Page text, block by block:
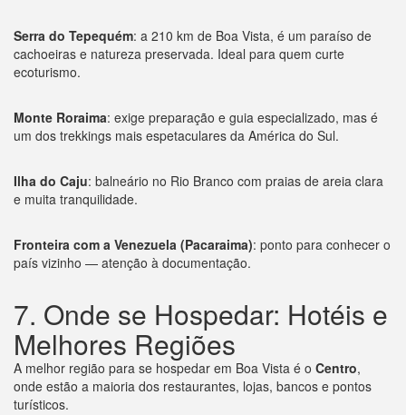
Serra do Tepequém: a 210 km de Boa Vista, é um paraíso de
cachoeiras e natureza preservada. Ideal para quem curte
ecoturismo.
Monte Roraima: exige preparação e guia especializado, mas é
um dos trekkings mais espetaculares da América do Sul.
Ilha do Caju: balneário no Rio Branco com praias de areia clara
e muita tranquilidade.
Fronteira com a Venezuela (Pacaraima): ponto para conhecer o
país vizinho — atenção à documentação.
7. Onde se Hospedar: Hotéis e
Melhores Regiões
A melhor região para se hospedar em Boa Vista é o Centro,
onde estão a maioria dos restaurantes, lojas, bancos e pontos
turísticos.